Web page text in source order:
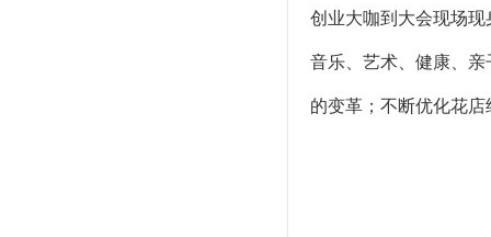
创业大咖到大会现场
音乐、艺术、健康、
的变革；不断优化花